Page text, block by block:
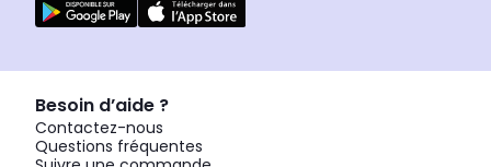
Besoin d’aide ?
Contactez-nous
Questions fréquentes